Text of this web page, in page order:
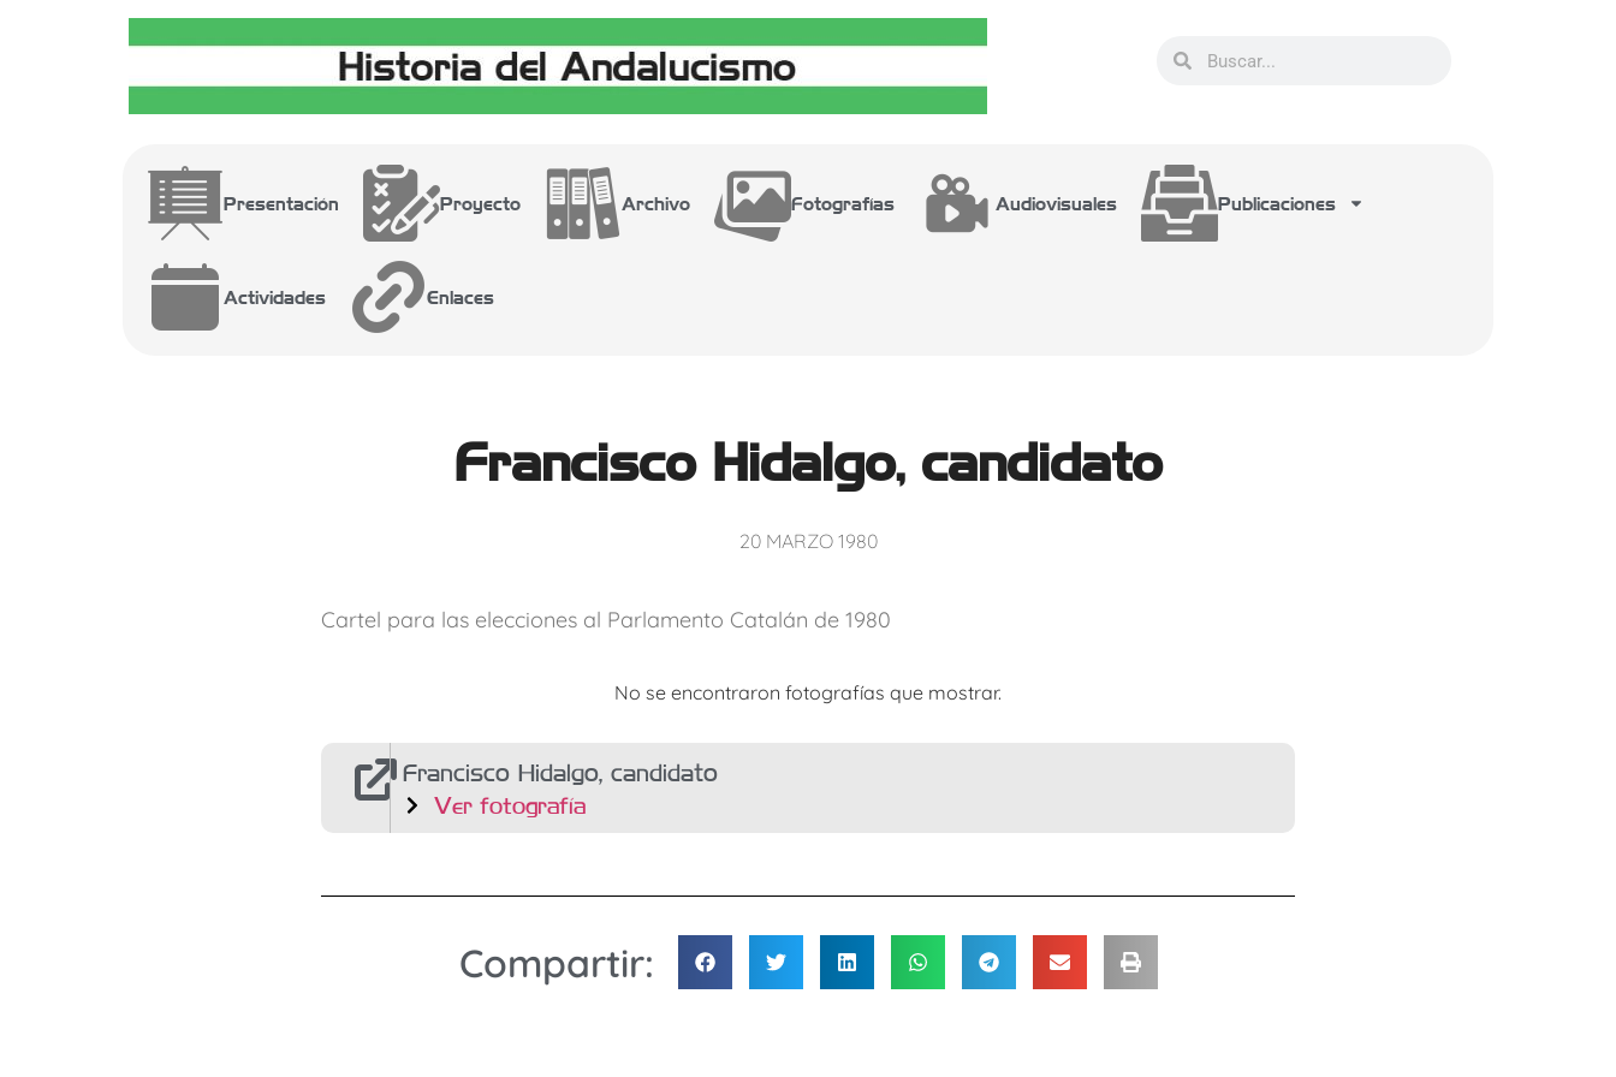
Presentación Proyecto Archivo Fotografías Audiovisuales Publicaciones
Actividades Enlaces
Francisco Hidalgo, candidato
20 MARZO 1980
Cartel para las elecciones al Parlamento Catalán de 1980
No se encontraron fotografías que mostrar.
Francisco Hidalgo, candidato
Ver fotografía
Compartir: